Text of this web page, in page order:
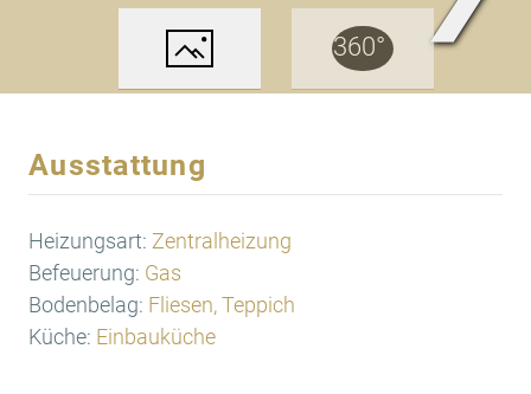
Ausstattung
Heizungsart: Zentralheizung
Befeuerung: Gas
Bodenbelag: Fliesen, Teppich
Küche: Einbauküche